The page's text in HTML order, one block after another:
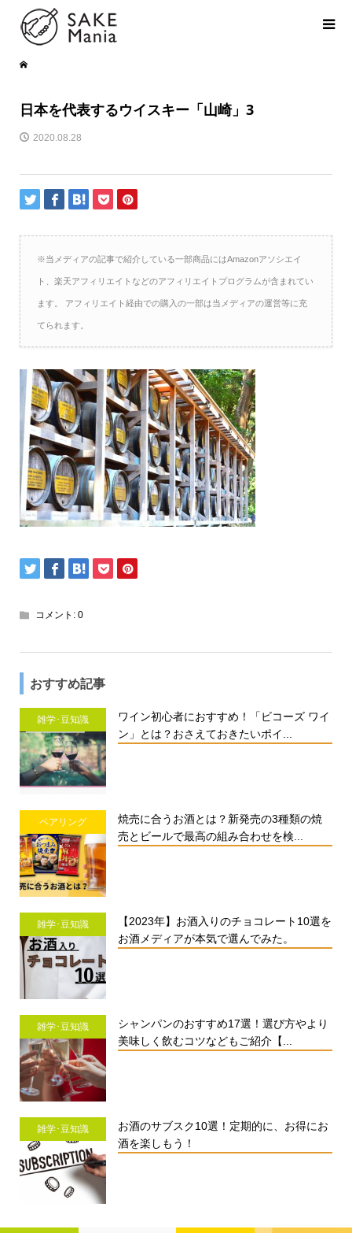
日本を代表するウイスキー「山崎」3
2020.08.28
※当メディアの記事で紹介している一部商品にはAmazonアソシエイ
ト、楽天アフィリエイトなどのアフィリエイトプログラムが含まれてい
ます。 アフィリエイト経由での購入の一部は当メディアの運営等に充
てられます。
コメント: 0
おすすめ記事
雑学･豆知識
ワイン初心者におすすめ！「ビコーズ ワイ
ン」とは？おさえておきたいポイ...
ペアリング
焼売に合うお酒とは？新発売の3種類の焼
売とビールで最高の組み合わせを検...
雑学･豆知識
【2023年】お酒入りのチョコレート10選を
お酒メディアが本気で選んでみた。
雑学･豆知識
シャンパンのおすすめ17選！選び方やより
美味しく飲むコツなどもご紹介【...
雑学･豆知識
お酒のサブスク10選！定期的に、お得にお
酒を楽しもう！